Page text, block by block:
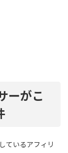
ーがこ
ているアフィリ